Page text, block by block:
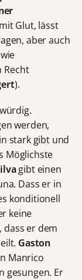
Glut, lässt
aber auch
Recht
).
werden,
stark gibt und
Möglichste
gibt einen
Dass er in
konditionell
keine
dass er dem
Gaston
Manrico
gesungen. Er